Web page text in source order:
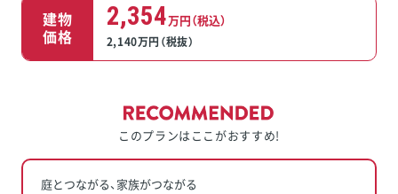
建物
価格
2,354万円（税込）
2,140万円（税抜）
このプランはここがおすすめ!
庭とつながる、家族がつながる